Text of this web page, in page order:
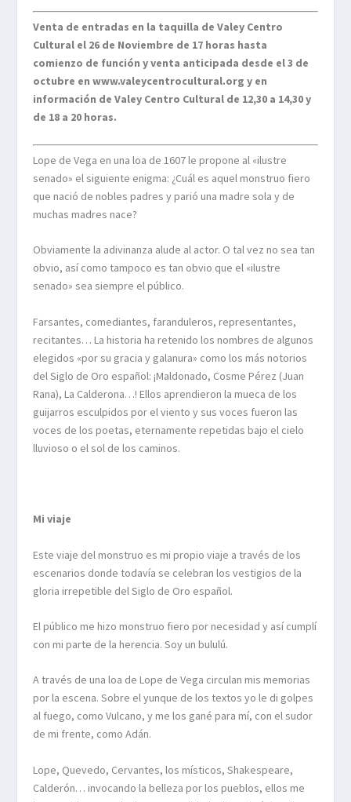
Venta de entradas en la taquilla de Valey Centro
Cultural el 26 de Noviembre de 17 horas hasta
comienzo de función y venta anticipada desde el 3 de
octubre en www.valeycentrocultural.org y en
información de Valey Centro Cultural de 12,30 a 14,30 y
de 18 a 20 horas.
Lope de Vega en una loa de 1607 le propone al «ilustre
senado» el siguiente enigma: ¿Cuál es aquel monstruo fiero
que nació de nobles padres y parió una madre sola y de
muchas madres nace?
Obviamente la adivinanza alude al actor. O tal vez no sea tan
obvio, así como tampoco es tan obvio que el «ilustre
senado» sea siempre el público.
Farsantes, comediantes, faranduleros, representantes,
recitantes… La historia ha retenido los nombres de algunos
elegidos «por su gracia y galanura» como los más notorios
del Siglo de Oro español: ¡Maldonado, Cosme Pérez (Juan
Rana), La Calderona…! Ellos aprendieron la mueca de los
guijarros esculpidos por el viento y sus voces fueron las
voces de los poetas, eternamente repetidas bajo el cielo
lluvioso o el sol de los caminos.
Mi viaje
Este viaje del monstruo es mi propio viaje a través de los
escenarios donde todavía se celebran los vestigios de la
gloria irrepetible del Siglo de Oro español.
El público me hizo monstruo fiero por necesidad y así cumplí
con mi parte de la herencia. Soy un bululú.
A través de una loa de Lope de Vega circulan mis memorias
por la escena. Sobre el yunque de los textos yo le di golpes
al fuego, como Vulcano, y me los gané para mí, con el sudor
de mi frente, como Adán.
Lope, Quevedo, Cervantes, los místicos, Shakespeare,
Calderón… invocando la belleza por los pueblos, ellos me